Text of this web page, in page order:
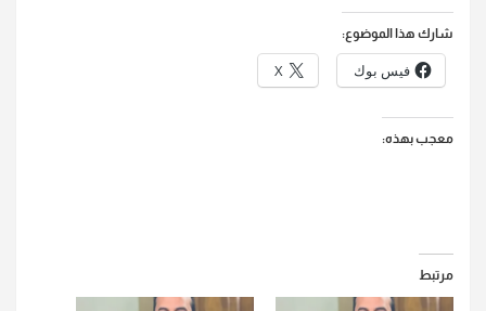
شارك هذا الموضوع:
فيس بوك X
معجب بهذه:
مرتبط